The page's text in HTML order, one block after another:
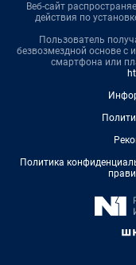
Веб-сайт
действия по
Пользователь
безвозмездной основе с
смартфона или
Политика